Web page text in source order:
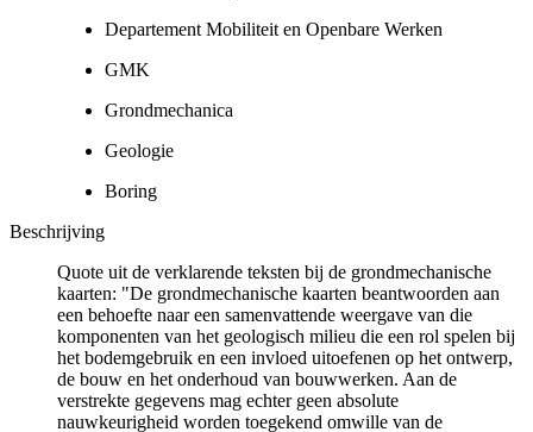
Departement Mobiliteit en Openbare Werken
GMK
Grondmechanica
Geologie
Boring
Beschrijving
Quote uit de verklarende teksten bij de grondmechanische
kaarten: "De grondmechanische kaarten beantwoorden aan
een behoefte naar een samenvattende weergave van die
komponenten van het geologisch milieu die een rol spelen bij
het bodemgebruik en een invloed uitoefenen op het ontwerp,
de bouw en het onderhoud van bouwwerken. Aan de
verstrekte gegevens mag echter geen absolute
nauwkeurigheid worden toegekend omwille van de